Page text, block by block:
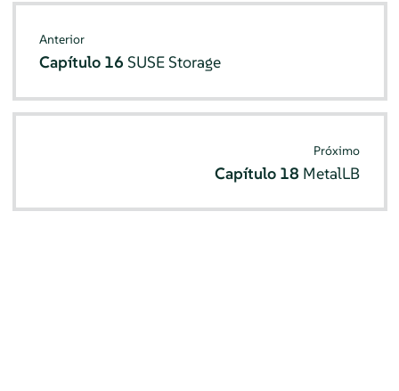
Anterior
Capítulo 16 SUSE Storage
Próximo
Capítulo 18 MetalLB